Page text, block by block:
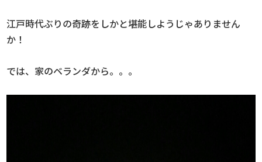
江戸時代ぶりの奇跡をしかと堪能しようじゃありません
か！
では、家のベランダから。。。